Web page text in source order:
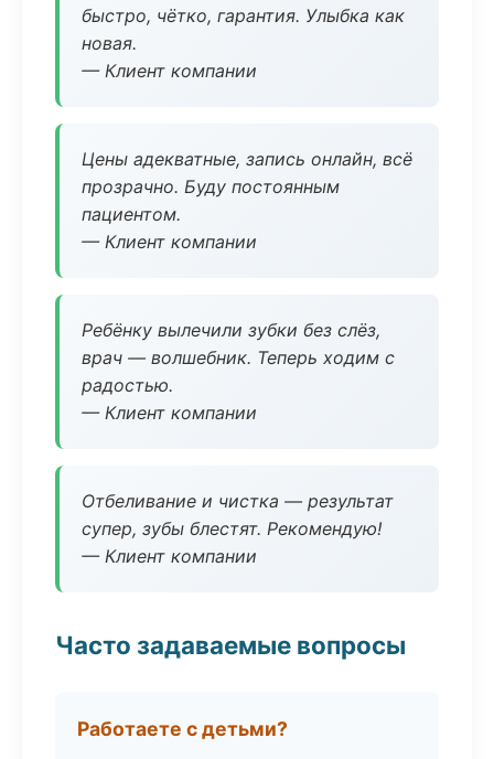
быстро, чётко, гарантия. Улыбка как
новая.
— Клиент компании
Цены адекватные, запись онлайн, всё
прозрачно. Буду постоянным
пациентом.
— Клиент компании
Ребёнку вылечили зубки без слёз,
врач — волшебник. Теперь ходим с
радостью.
— Клиент компании
Отбеливание и чистка — результат
супер, зубы блестят. Рекомендую!
— Клиент компании
Часто задаваемые вопросы
Работаете с детьми?